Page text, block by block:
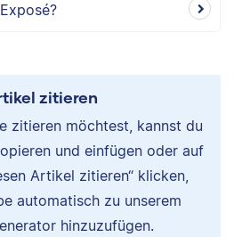
zitieren
zitieren möchtest, kannst du
und einfügen oder auf
Artikel zitieren“ klicken,
automatisch zu unserem
hinzuzufügen.